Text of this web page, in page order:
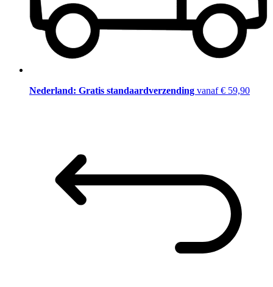
Nederland: Gratis standaardverzending vanaf € 59,90